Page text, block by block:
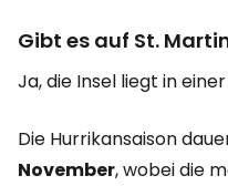
Gibt es auf St.
Ja, die Insel liegt in
Die Hurrikansaison
November, wobei die